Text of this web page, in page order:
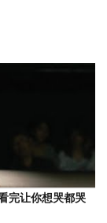
完让你想哭都哭